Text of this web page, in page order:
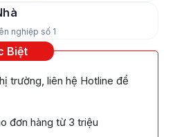
nghiệp số 1
Biệt
trường, liên hệ Hotline để
đơn hàng từ 3 triệu